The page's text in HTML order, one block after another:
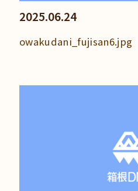
2025.06.24
owakudani_fujisan6.jpg